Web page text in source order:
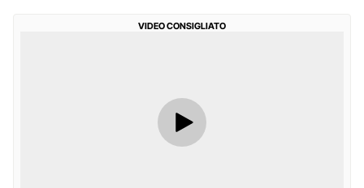
VIDEO CONSIGLIATO